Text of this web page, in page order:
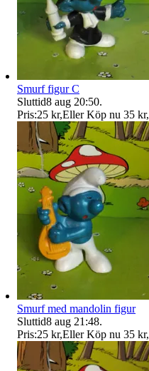
Smurf figur C
Sluttid8 aug 20:50.
Pris:25 kr,Eller Köp nu 35 kr,
Smurf med mandolin figur
Sluttid8 aug 21:48.
Pris:25 kr,Eller Köp nu 35 kr,